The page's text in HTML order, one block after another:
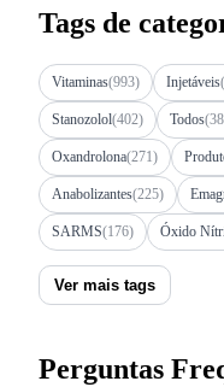
Tags de
Vitaminas(993) Injetáveis
Stanozolol(402) Todos
Oxandrolona(271)
Anabolizantes(225)
SARMS(176) Óxido
Ver mais tags
Perguntas